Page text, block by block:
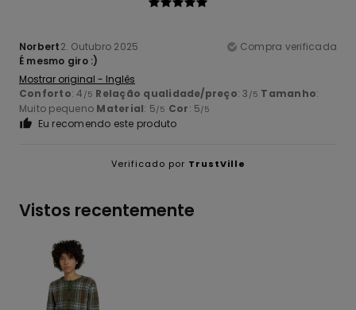
Norbert2. Outubro 2025
Compra verificada
É mesmo giro :)
Mostrar original - Inglês
Conforto: 4 /5 Relação qualidade/preço: 3 /5 Tamanho:
Muito pequeno Material: 5/5 Cor: 5/5
Eu recomendo este produto
Verificado por TrustVille
Vistos recentemente